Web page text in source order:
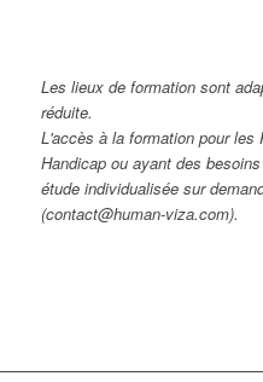
Les lieux de formation sont
réduite.
L'accès à la formation pour les
Handicap ou ayant des
étude individualisée sur
(contact@human-viza.com).